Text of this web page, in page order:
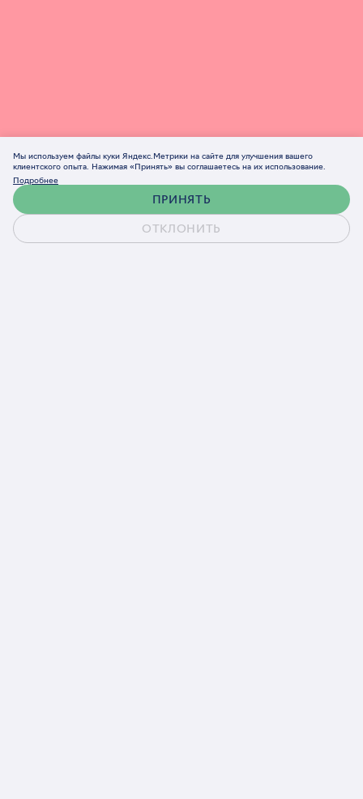
Обсудить проект
Мы используем файлы куки Яндекс.Метрики на сайте для улучшения вашего
клиентского опыта. Нажимая «Принять» вы соглашаетесь на их использование.
Подробнее
ПРИНЯТЬ
ОТКЛОНИТЬ